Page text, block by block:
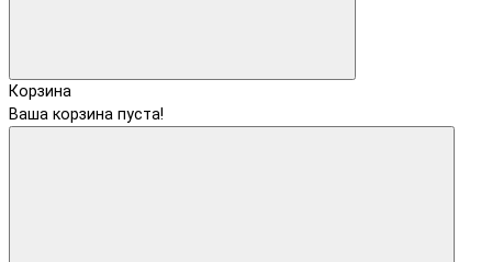
Корзина
Ваша корзина пуста!